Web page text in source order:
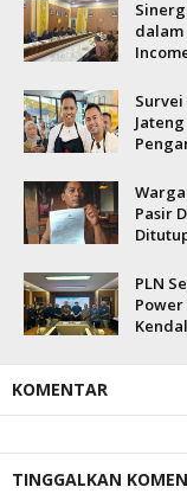
dalam
Survei
Pasir
PLN
Kendal
KOMENTAR
TINGGALKAN